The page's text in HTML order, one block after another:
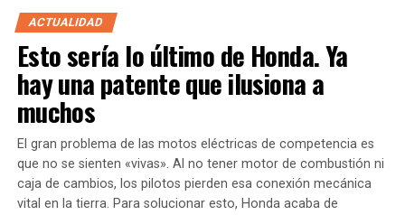
ACTUALIDAD
Esto sería lo último de Honda. Ya
hay una patente que ilusiona a
muchos
El gran problema de las motos eléctricas de competencia es
que no se sienten «vivas». Al no tener motor de combustión ni
caja de cambios, los pilotos pierden esa conexión mecánica
vital en la tierra. Para solucionar esto, Honda acaba de